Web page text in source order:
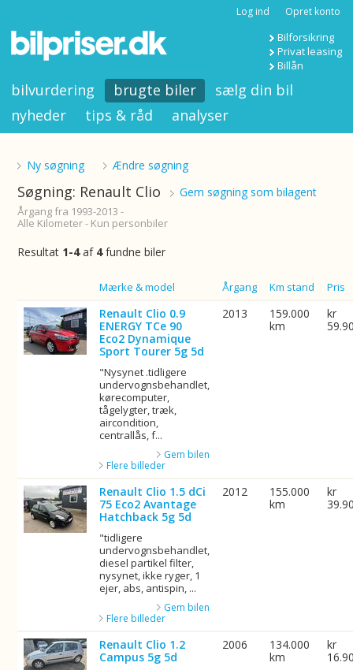
Log ind Opret konto
Bilforsikring
Privat leasing
Billån
bilvurdering brugte biler
sælg din bil
nyheder
tips & råd analyser
Ny søgning Ændre søgning
Søgning: Renault Clio Gem søgning som bilagent
Årgang fra 1993-2013 -
Alle Kilometer - Kun personbiler
Resultat 1-4af 4fundne biler
Mærke & model Årgang Km stand Pris
Renault Clio 0.9
ENERGY TCe 90
Eco2 Dynamique
Sport Tourer 5g 5d
"Nysynet .tidligere
undervognsbehandlet,
kørecomputer,
tågelygter, træk,
aircondition,
centrallås, f...
Gem bilen
Flere billeder
2013
159.000
km
kr
Renault Clio 1.5 dCi
75 Eco2 Avantage
Hatchback 5g 5d
"tidligere
undervognsbehandlet,
diesel partikel filter,
nysynet, ikke ryger, 1
ejer, abs, antispin, ...
Gem bilen
Flere billeder
2012
155.000
km
kr
Renault Clio 1.2
Campus 5g 5d
2006
134.000
km
kr